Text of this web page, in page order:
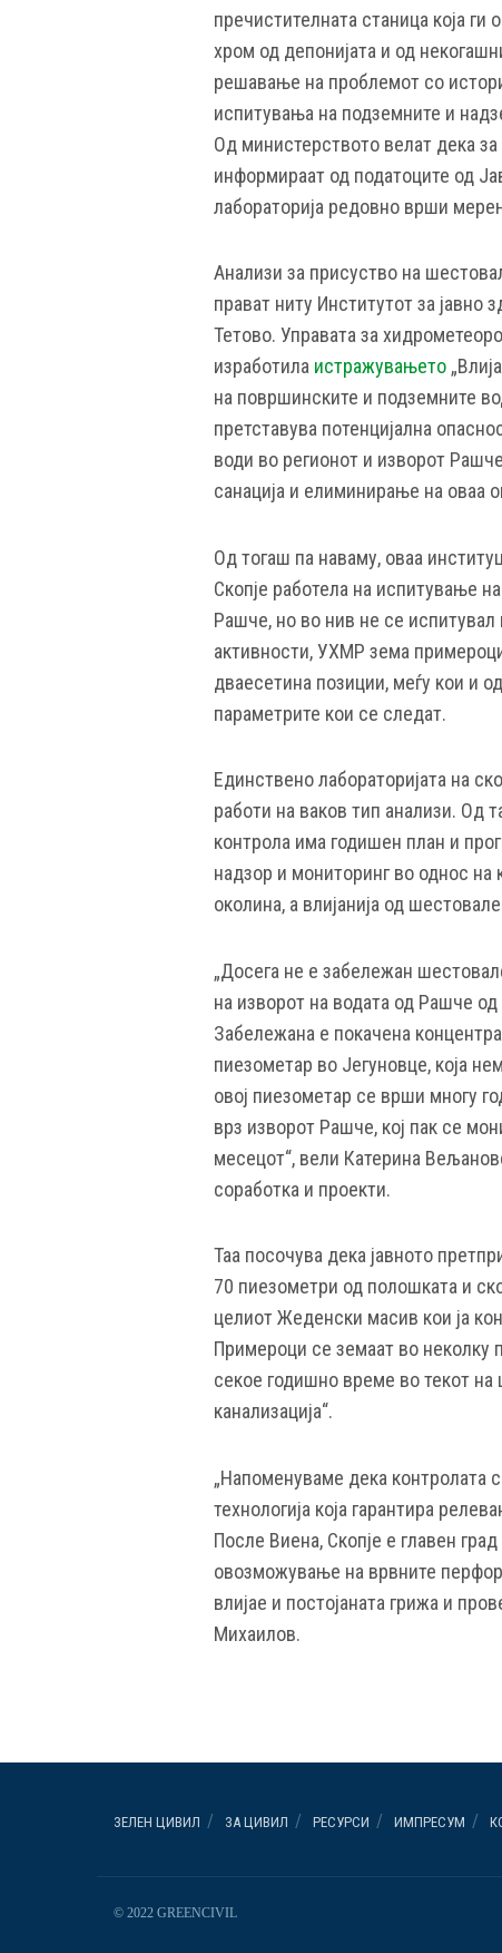
пречистителната станица која
хром од депонијата и од
решавање на проблемот со
испитувања на подземните и
Од министерството велат дека
информираат од податоците од
лабораторија редовно врши
Анализи за присуство на
прават ниту Институтот за јавно
Тетово. Управата за
изработила истражувањето
на површинските и подземните
претставува потенцијална
води во регионот и изворот
санација и елиминирање на оваа
Од тогаш па наваму, оваа
Скопје работела на испитување
Рашче, но во нив не се
активности, УХМР зема
дваесетина позиции, меѓу кои и
параметрите кои се следат.
Единствено лабораторијата на
работи на ваков тип анализи. Од
контрола има годишен план и
надзор и мониторинг во однос на
околина, а влијанија од
„Досега не е забележан
на изворот на водата од Рашче
Забележана е покачена
пиезометар во Јегуновце, која
овој пиезометар се врши многу
врз изворот Рашче, кој пак се
месецот“, вели Катерина
соработка и проекти.
Таа посочува дека јавното
70 пиезометри од полошката и
целиот Жеденски масив кои ја
Примероци се земаат во неколку
секое годишно време во текот на
канализација“.
„Напоменуваме дека контролата
технологија која гарантира
После Виена, Скопје е главен
овозможување на врвните
влијае и постојаната грижа и
Михаилов.
ЗЕЛЕН ЦИВИЛ ЗА ЦИВИЛ РЕСУРСИ ИМПРЕСУМ
© 2022 GREENCIVIL